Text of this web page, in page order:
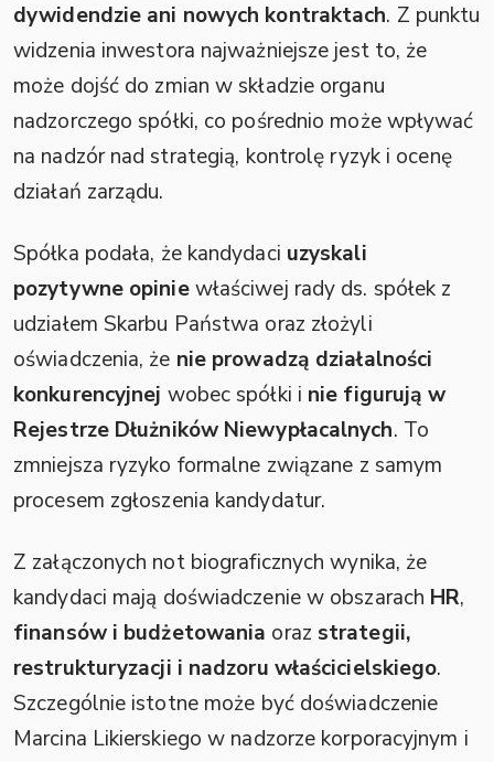
dywidendzie ani nowych kontraktach. Z punktu
widzenia inwestora najważniejsze jest to, że
może dojść do zmian w składzie organu
nadzorczego spółki, co pośrednio może wpływać
na nadzór nad strategią, kontrolę ryzyk i ocenę
działań zarządu.
Spółka podała, że kandydaci uzyskali
pozytywne opiniewłaściwej rady ds. spółek z
udziałem Skarbu Państwa oraz złożyli
oświadczenia, że nie prowadzą działalności
konkurencyjnej wobec spółki i nie figurują w
Rejestrze Dłużników Niewypłacalnych. To
zmniejsza ryzyko formalne związane z samym
procesem zgłoszenia kandydatur.
Z załączonych not biograficznych wynika, że
kandydaci mają doświadczenie w obszarach HR,
finansów i budżetowania oraz strategii,
restrukturyzacji i nadzoru właścicielskiego.
Szczególnie istotne może być doświadczenie
Marcina Likierskiego w nadzorze korporacyjnym i